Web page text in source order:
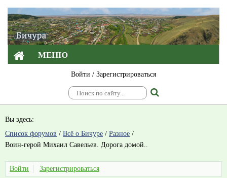
МЕНЮ
Войти / Зарегистрироваться
Вы здесь:
Список форумов / Всё о Бичуре / Разное /
Воин-герой Михаил Савельев. Дорога домой..
Войти Зарегистрироваться